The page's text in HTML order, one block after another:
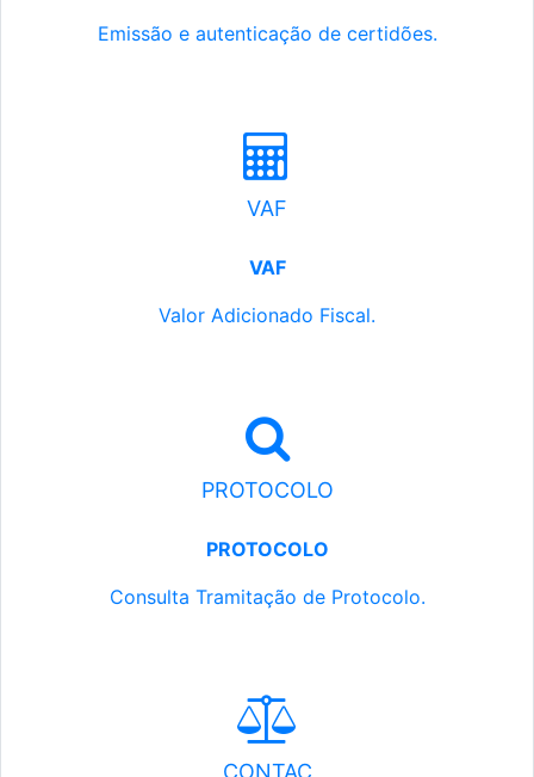
Emissão e autenticação de certidões.
VAF
VAF
Valor Adicionado Fiscal.
PROTOCOLO
PROTOCOLO
Consulta Tramitação de Protocolo.
CONTAC